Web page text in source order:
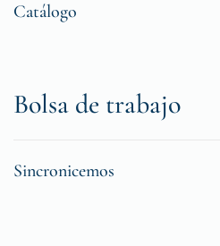
Catálogo
Bolsa de trabajo
Sincronicemos